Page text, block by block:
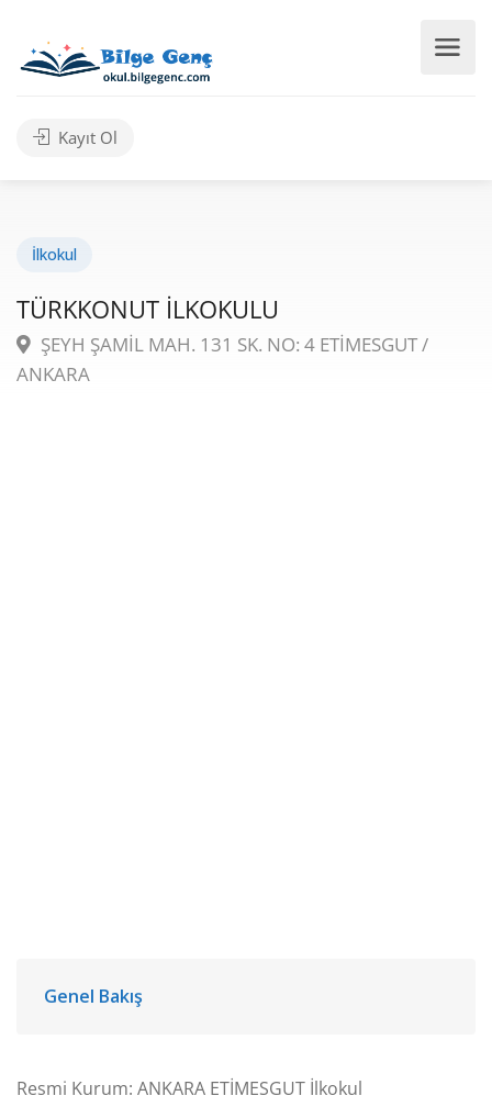
Kayıt Ol
İlkokul
TÜRKKONUT İLKOKULU
ŞEYH ŞAMİL MAH. 131 SK. NO: 4 ETİMESGUT /
ANKARA
Genel Bakış
Resmi Kurum: ANKARA ETİMESGUT İlkokul